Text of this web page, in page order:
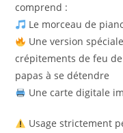
comprend :
Le morceau de
Une version
crépitements de feu
papas à se détendre
Une carte digitale
Usage strictement